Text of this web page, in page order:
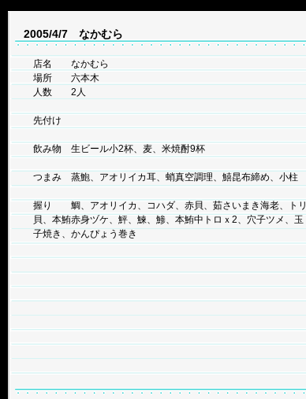
2005/4/7 なかむら
店名 なかむら
場所 六本木
人数 2人
先付け
飲み物 生ビール小2杯、麦、米焼酎9杯
つまみ 蒸鮑、アオリイカ耳、蛸真空調理、鱚昆布締め、小柱
握り 鯛、アオリイカ、コハダ、赤貝、茹さいまき海老、トリ
貝、本鮪赤身ヅケ、鮃、鰊、鯵、本鮪中トロｘ2、穴子ツメ、玉
子焼き、かんぴょう巻き